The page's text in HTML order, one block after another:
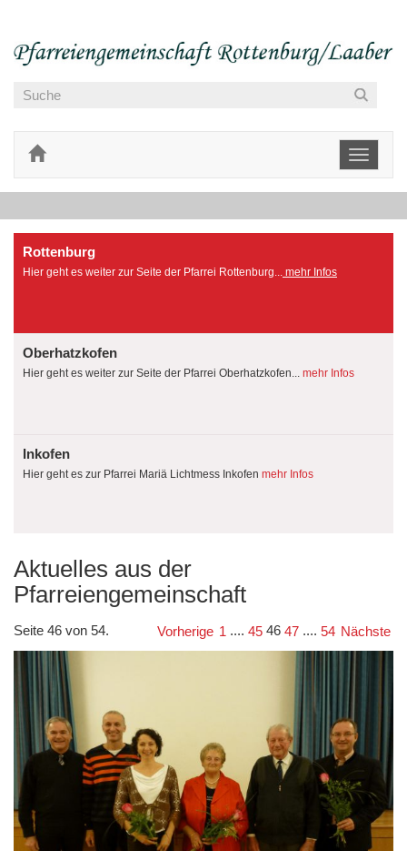
Toggle
Rottenburg
Hier geht es weiter zur Seite der Pfarrei Rottenburg... mehr Infos
Oberhatzkofen
Hier geht es weiter zur Seite der Pfarrei Oberhatzkofen... mehr Infos
Inkofen
Hier geht es zur Pfarrei Mariä Lichtmess Inkofen mehr Infos
Aktuelles aus der
Pfarreiengemeinschaft
Seite 46 von 54. Vorherige 1 .... 45 46 47 .... 54 Nächste